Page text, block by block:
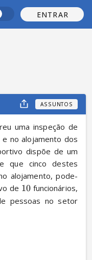
ENTRAR
ASSUNTOS
uma inspeção de
no alojamento dos
dispõe de um
que cinco destes
alojamento, pode-
de 10 funcionários,
pessoas no setor